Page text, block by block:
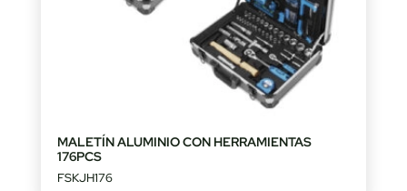
MALETÍN ALUMINIO CON HERRAMIENTAS
176PCS
FSKJH176